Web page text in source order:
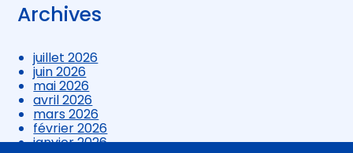
Archives
juillet 2026
juin 2026
mai 2026
avril 2026
mars 2026
février 2026
janvier 2026